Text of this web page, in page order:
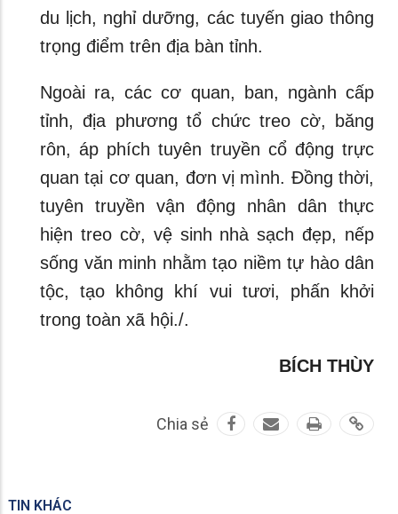
du lịch, nghỉ dưỡng, các tuyến giao thông
trọng điểm trên địa bàn tỉnh.
Ngoài ra, các cơ quan, ban, ngành cấp
tỉnh, địa phương tổ chức treo cờ, băng
rôn, áp phích tuyên truyền cổ động trực
quan tại cơ quan, đơn vị mình. Đồng thời,
tuyên truyền vận động nhân dân thực
hiện treo cờ, vệ sinh nhà sạch đẹp, nếp
sống văn minh nhằm tạo niềm tự hào dân
tộc, tạo không khí vui tươi, phấn khởi
trong toàn xã hội./.
BÍCH THÙY
Chia sẻ
TIN KHÁC